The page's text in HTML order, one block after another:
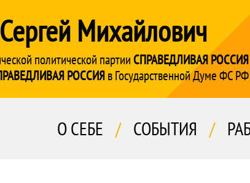
Михайлович
политической партии СПРАВЕДЛИВАЯ РОССИЯ
РОССИЯв Государственной Думе ФС
О СЕБЕ / СОБЫТИЯ /